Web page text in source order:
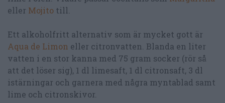
eller Mojito till.
Ett alkoholfritt alternativ som är mycket gott är
Aqua de Limon eller citronvatten. Blanda en liter
vatten i en stor kanna med 75 gram socker (rör så
att det löser sig), 1 dl limesaft, 1 dl citronsaft, 3 dl
istärningar och garnera med några myntablad samt
lime och citronskivor.